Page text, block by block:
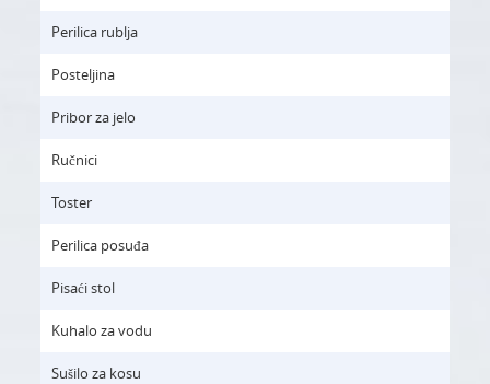
Perilica rublja
Posteljina
Pribor za jelo
Ručnici
Toster
Perilica posuđa
Pisaći stol
Kuhalo za vodu
Sušilo za kosu